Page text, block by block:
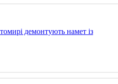
демонтують намет із